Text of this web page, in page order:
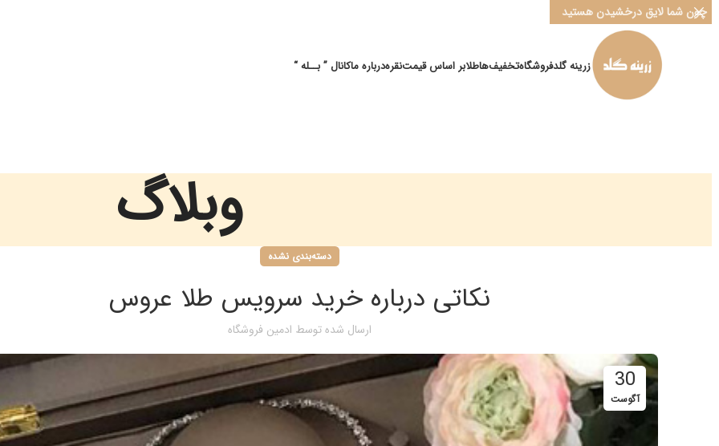
زرینه گلدفروشگاهتخفیف‌هاطلابر اساس قیمتنقرهدرباره ماکانال ” بــله “
وبلاگ
دسته‌بندی نشده
نکاتی درباره خرید سرویس طلا عروس
ارسال شده توسطادمین فروشگاه
30
آگوست
چون شما لایق درخشیدن هستید